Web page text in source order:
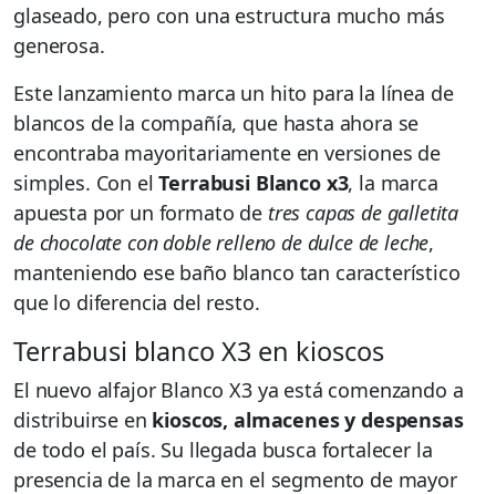
glaseado, pero con una estructura mucho más
generosa.
Este lanzamiento marca un hito para la línea de
blancos de la compañía, que hasta ahora se
encontraba mayoritariamente en versiones de
simples. Con elTerrabusi Blanco x3, la marca
apuesta por un formato de tres capas de galletita
de chocolate con doble relleno de dulce de leche,
manteniendo ese baño blanco tan característico
que lo diferencia del resto.
Terrabusi blanco X3 en kioscos
El nuevo alfajor Blanco X3 ya está comenzando a
distribuirse en kioscos, almacenes y despensas
de todo el país. Su llegada busca fortalecer la
presencia de la marca en el segmento de mayor